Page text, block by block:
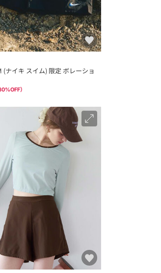
(ナイキ スイム) 限定 ボレーショ
%OFF）